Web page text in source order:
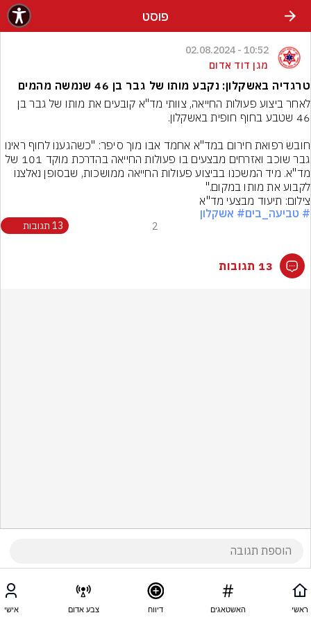
פוסט
10:52 - 02.08.2024
מגן דוד אדום
טרגדיה באשקלון: נקבע מותו של גבר בן 46 שנמשה מהמים
גבר שוכב ואזרחים מבצעים בו פעולות החייאה בהדרכת מוקד 101 של
לקבוע את מותו במקום."
צילום: תיעוד מבצעי מד"א
# טביעה_בים# אשקלון
2 13 תגובות
13 תגובות
ראשי האשטאגים דיווח צבע אדום אישי